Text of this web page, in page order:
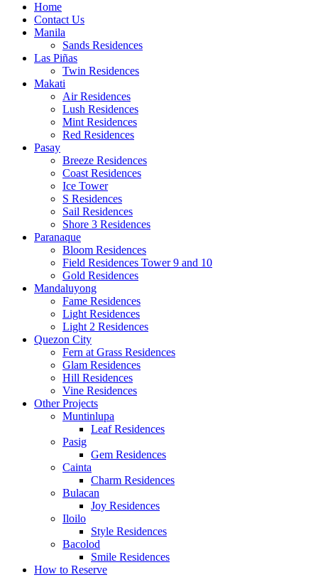
Home
Contact Us
Manila
Sands Residences
Las Piñas
Twin Residences
Makati
Air Residences
Lush Residences
Mint Residences
Red Residences
Pasay
Breeze Residences
Coast Residences
Ice Tower
S Residences
Sail Residences
Shore 3 Residences
Paranaque
Bloom Residences
Field Residences Tower 9 and 10
Gold Residences
Mandaluyong
Fame Residences
Light Residences
Light 2 Residences
Quezon City
Fern at Grass Residences
Glam Residences
Hill Residences
Vine Residences
Other Projects
Muntinlupa
Leaf Residences
Pasig
Gem Residences
Cainta
Charm Residences
Bulacan
Joy Residences
Iloilo
Style Residences
Bacolod
Smile Residences
How to Reserve